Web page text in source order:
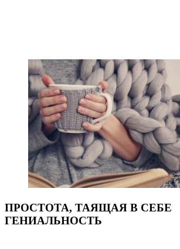
ПРОСТОТА, ТАЯЩАЯ В СЕБЕ
ГЕНИАЛЬНОСТЬ